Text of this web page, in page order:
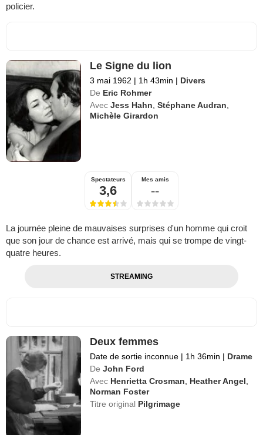
policier.
Le Signe du lion
3 mai 1962 | 1h 43min | Divers
De Eric Rohmer
Avec Jess Hahn,Stéphane Audran,
Michèle Girardon
Spectateurs
3,6
Mes amis
--
La journée pleine de mauvaises surprises d'un homme qui croit
que son jour de chance est arrivé, mais qui se trompe de vingt-
quatre heures.
STREAMING
Deux femmes
Date de sortie inconnue | 1h 36min | Drame
De John Ford
Avec Henrietta Crosman, Heather Angel,
Norman Foster
Titre original Pilgrimage